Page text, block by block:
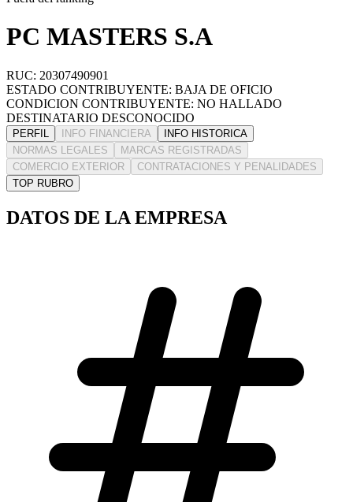
PC MASTERS S.A
RUC: 20307490901
ESTADO CONTRIBUYENTE: BAJA DE OFICIO
CONDICION CONTRIBUYENTE: NO HALLADO
DESTINATARIO DESCONOCIDO
PERFIL INFO FINANCIERA
INFO HISTORICA
NORMAS LEGALES
MARCAS REGISTRADAS
COMERCIO EXTERIOR
CONTRATACIONES Y PENALIDADES
TOP RUBRO
DATOS DE LA EMPRESA